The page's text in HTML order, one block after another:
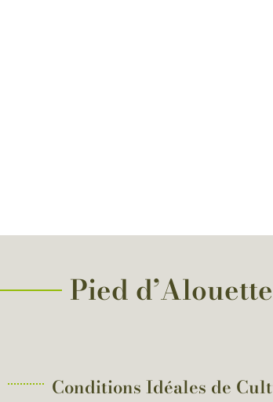
Pied
Conditions Idéales de